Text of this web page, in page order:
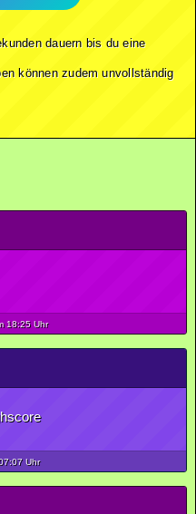
dauern bis du eine
können zudem unvollständig
18:25 Uhr
Uhr